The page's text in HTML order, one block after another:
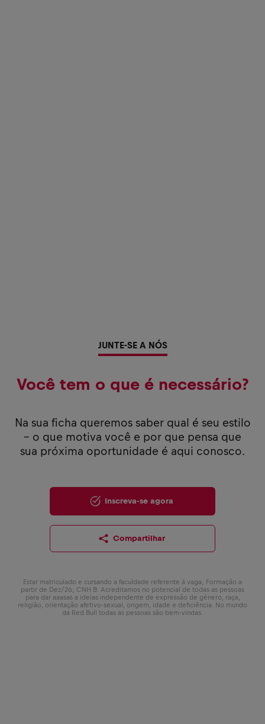
JUNTE-SE A NÓS
Você tem o que é necessário?
Na sua ficha queremos saber qual é seu estilo
– o que motiva você e por que pensa que
sua próxima oportunidade é aqui conosco.
Inscreva-se agora
Compartilhar
Estar matriculado e cursando a faculdade referente á vaga; Formação a
partir de Dez/26; CNH B. Acreditamos no potencial de todas as pessoas
para dar aaasas a ideias independente de expressão de gênero, raça,
religião, orientação afetivo-sexual, origem, idade e deficiência. No mundo
da Red Bull todas as pessoas são bem-vindas.